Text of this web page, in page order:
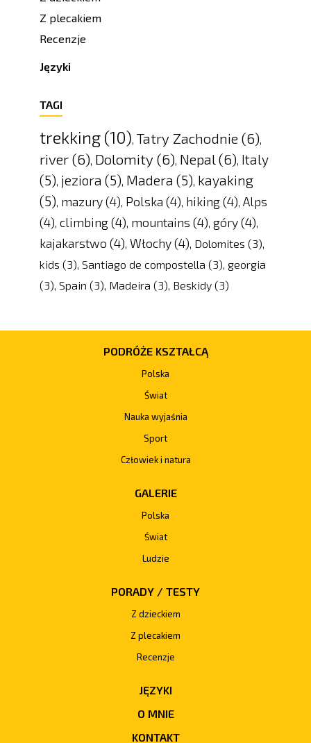
Z plecakiem
Recenzje
Języki
TAGI
trekking(10), Tatry Zachodnie (6),
river(6), Dolomity (6), Nepal(6), Italy
(5), jeziora (5), Madera (5), kayaking
(5), mazury(4), Polska (4), hiking(4), Alps
(4), climbing(4), mountains (4), góry(4),
kajakarstwo (4), Włochy(4), Dolomites (3),
kids (3), Santiago de compostella (3), georgia
(3), Spain (3), Madeira (3), Beskidy(3)
PODRÓŻE KSZTAŁCĄ
Polska
Świat
Nauka wyjaśnia
Sport
Człowiek i natura
GALERIE
Polska
Świat
Ludzie
PORADY / TESTY
Z dzieckiem
Z plecakiem
Recenzje
JĘZYKI
O MNIE
KONTAKT